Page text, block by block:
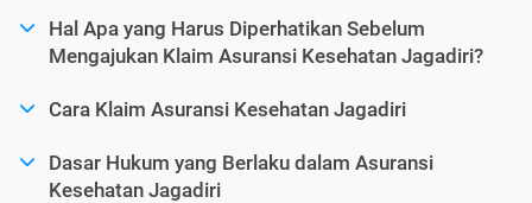
Hal Apa yang Harus Diperhatikan Sebelum
Mengajukan Klaim Asuransi Kesehatan Jagadiri?
Cara Klaim Asuransi Kesehatan Jagadiri
Dasar Hukum yang Berlaku dalam Asuransi
Kesehatan Jagadiri